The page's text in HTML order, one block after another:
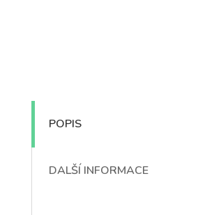
POPIS
DALŠÍ INFORMACE